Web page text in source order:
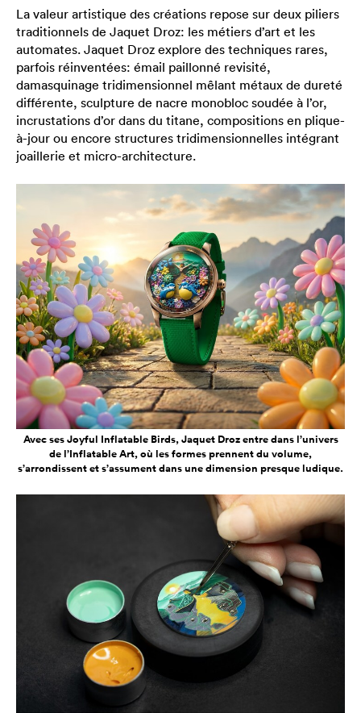
La valeur artistique des créations repose sur deux piliers
traditionnels de Jaquet Droz: les métiers d’art et les
automates. Jaquet Droz explore des techniques rares,
parfois réinventées: émail paillonné revisité,
damasquinage tridimensionnel mêlant métaux de dureté
différente, sculpture de nacre monobloc soudée à l’or,
incrustations d’or dans du titane, compositions en plique-
à-jour ou encore structures tridimensionnelles intégrant
joaillerie et micro-architecture.
Avec ses Joyful Inflatable Birds, Jaquet Droz entre dans l’univers
de l’Inflatable Art, où les formes prennent du volume,
s’arrondissent et s’assument dans une dimension presque ludique.